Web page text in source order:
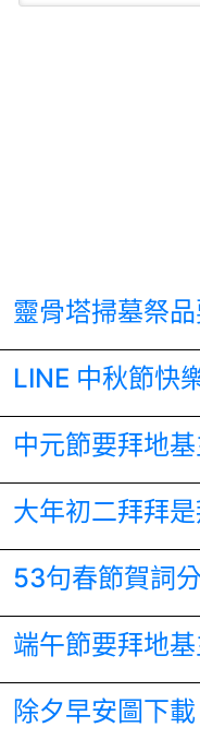
靈骨塔掃墓祭
LINE 中秋節快
中元節要拜地
大年初二拜拜
53句春節賀詞
端午節要拜地
除夕早安圖下